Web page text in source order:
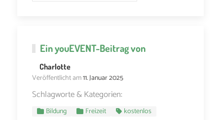
EinyouEVENT-Beitrag von
Charlotte
Veröffentlicht am11. Januar 2025
Schlagworte & Kategorien:
Bildung Freizeit kostenlos